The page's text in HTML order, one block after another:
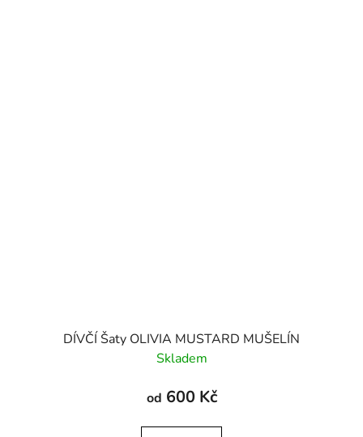
DÍVČÍ Šaty OLIVIA MUSTARD MUŠELÍN
Skladem
od 600 Kč